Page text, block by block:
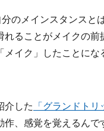
のメインスタンスと
ることがメイクの前
イク」したことにな
介した
「グランドトリ
作、感覚を覚えるん